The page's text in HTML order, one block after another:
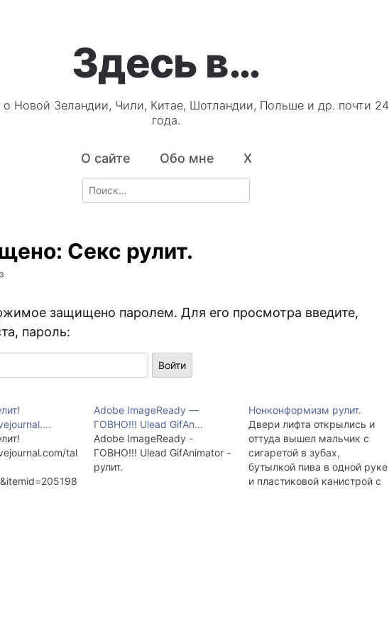
Здесь в…
о Новой Зеландии, Чили, Китае, Шотландии, Польше и др. почти 24
года.
О сайте Обо мне X
Search
for:
Секс рулит.
защищено паролем. Для его просмотра введите,
пароль:
tal
Adobe ImageReady —
ГОВНО!!! Ulead GifAn…
Adobe ImageReady -
ГОВНО!!! Ulead GifAnimator -
рулит.
Нонконформизм рулит.
Двери лифта открылись и
оттуда вышел мальчик с
сигаретой в зубах,
бутылкой пива в одной руке
и пластиковой канистрой с